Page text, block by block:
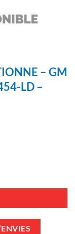
– GM
LD –